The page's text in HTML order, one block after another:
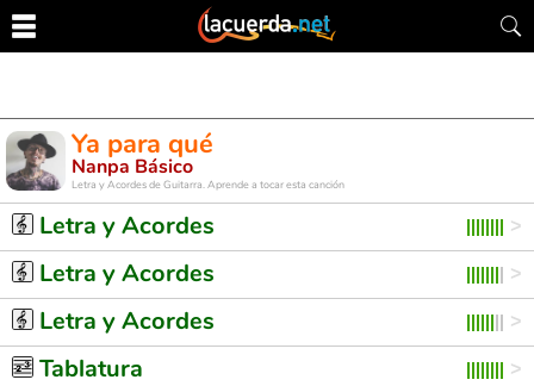
Ya para qué
Nanpa Básico
Letra y Acordes de Guitarra. Aprende a tocar esta canción
Letra y Acordes
Letra y Acordes
Letra y Acordes
Tablatura